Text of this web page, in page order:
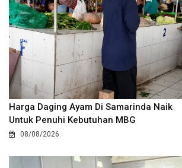
Harga Daging Ayam Di Samarinda Naik
Untuk Penuhi Kebutuhan MBG
08/08/2026